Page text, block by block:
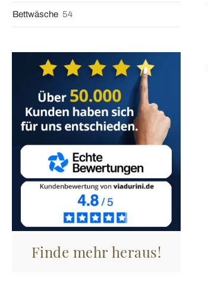
Bettwäsche 54
Finde mehr heraus!